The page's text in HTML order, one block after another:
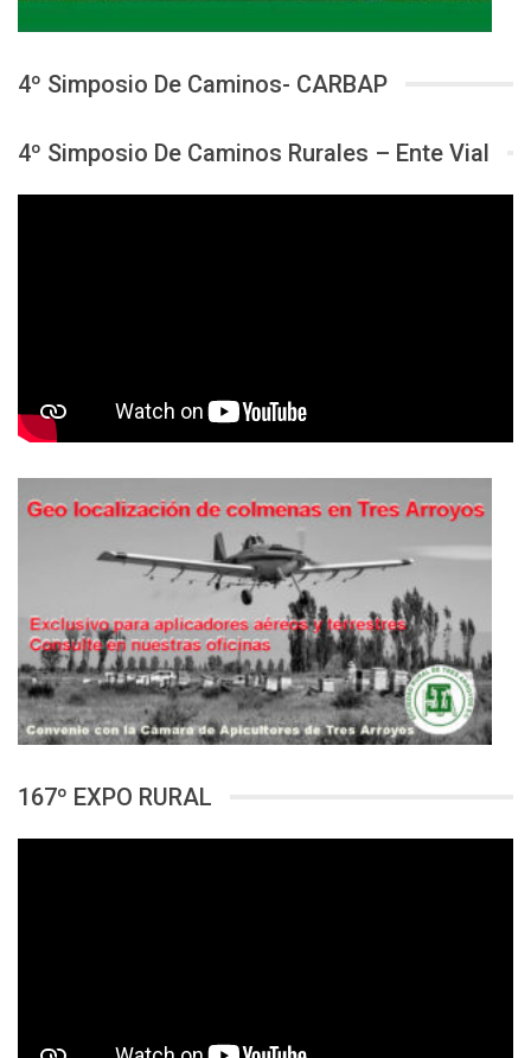
4º Simposio De Caminos- CARBAP
4º Simposio De Caminos Rurales – Ente Vial
167º EXPO RURAL